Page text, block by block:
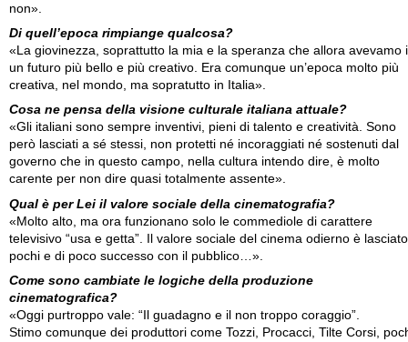
non».
Di quell’epoca rimpiange qualcosa?
«La giovinezza, soprattutto la mia e la speranza che allora avevamo
un futuro più bello e più creativo. Era comunque un’epoca molto più
creativa, nel mondo, ma sopratutto in Italia».
Cosa ne pensa della visione culturale italiana attuale?
«Gli italiani sono sempre inventivi, pieni di talento e creatività. Sono
però lasciati a sé stessi, non protetti né incoraggiati né sostenuti dal
governo che in questo campo, nella cultura intendo dire, è molto
carente per non dire quasi totalmente assente».
Qual è per Lei il valore sociale della cinematografia?
«Molto alto, ma ora funzionano solo le commediole di carattere
televisivo “usa e getta”. Il valore sociale del cinema odierno è
pochi e di poco successo con il pubblico…».
Come sono cambiate le logiche della produzione
cinematografica?
«Oggi purtroppo vale: “Il guadagno e il non troppo coraggio”.
Stimo comunque dei produttori come Tozzi, Procacci, Tilte Corsi,